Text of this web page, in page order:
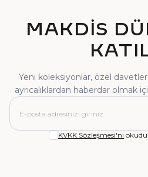
MAKDİS
Yeni koleksiyonlar, özel
ayrıcalıklardan haberdar olmak
KVKK Sözleşmesi'ni